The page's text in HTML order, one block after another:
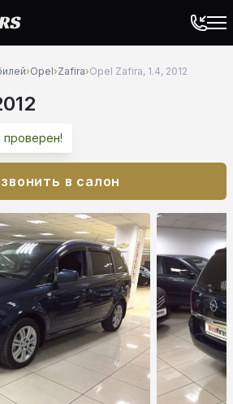
›Opel›Zafira›Opel Zafira, 1.4, 2012
проверен!
в салон